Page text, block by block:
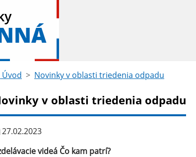
Úvod Novinky v oblasti triedenia odpadu
v oblasti triedenia odpadu
27.02.2023
videá Čo kam patrí?